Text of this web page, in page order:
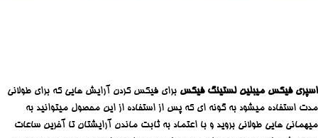
اسپری فیکس میبلین لستینگ فیکس برای فیکس کردن آرایش هایی که برای طولانی
مدت استفاده میشود به گونه ای که پس از استفاده از این محصول میتوانید به
میهمانی هایی طولانی بروید و با اعتماد به ثابت ماندن آرایشتان تا آخرین ساعات